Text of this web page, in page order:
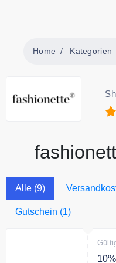
Home Kategorien
Alle (9)
Gutschein (1)